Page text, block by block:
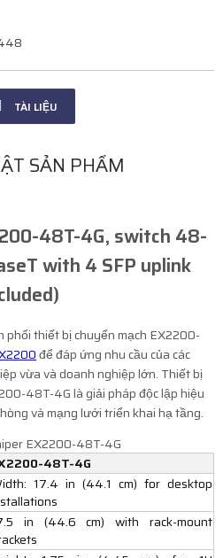
TÀI LIỆU
SẢN PHẨM
48T-4G, switch 48-
with 4 SFP uplink
thiết bị chuyển mạch EX2200-
để đáp ứng nhu cầu của các
vừa và doanh nghiệp lớn. Thiết bị
48T-4G là giải pháp độc lập hiệu
và mạng lưới triển khai hạ tầng.
48T-4G
17.4 in (44.1 cm) for desktop
in (44.6 cm) with rack-mount